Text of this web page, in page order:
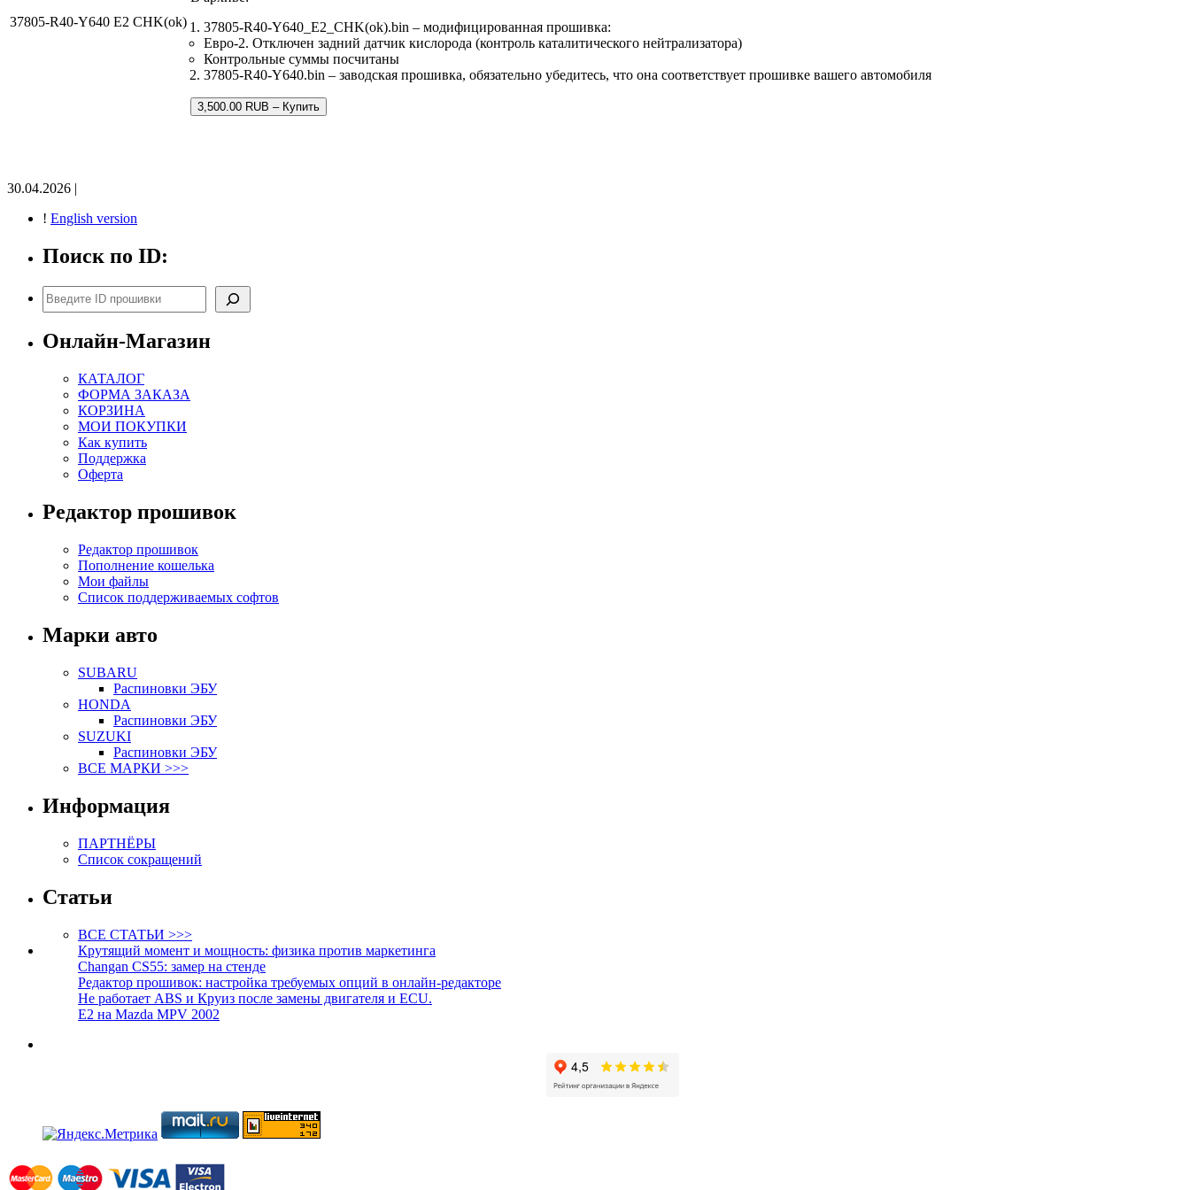
37805-R40-Y640 E2 CHK(ok)
37805-R40-Y640_E2_CHK(ok).bin – модифицированная прошивка:
Евро-2. Отключен задний датчик кислорода (контроль каталитического нейтрализатора)
Контрольные суммы посчитаны
37805-R40-Y640.bin – заводская прошивка, обязательно убедитесь, что она соответствует прошивке вашего автомобиля
3,500.00 RUB – Купить
30.04.2026 |
! English version
Поиск по ID:
Поиск
Онлайн-Магазин
КАТАЛОГ
ФОРМА ЗАКАЗА
КОРЗИНА
МОИ ПОКУПКИ
Как купить
Поддержка
Оферта
Редактор прошивок
Редактор прошивок
Пополнение кошелька
Мои файлы
Список поддерживаемых софтов
Марки авто
SUBARU
Распиновки ЭБУ
HONDA
Распиновки ЭБУ
SUZUKI
Распиновки ЭБУ
ВСЕ МАРКИ >>>
Информация
ПАРТНЁРЫ
Список сокращений
Статьи
ВСЕ СТАТЬИ >>>
Крутящий момент и мощность: физика против маркетинга
Changan CS55: замер на стенде
Редактор прошивок: настройка требуемых опций в онлайн-редакторе
Не работает ABS и Круиз после замены двигателя и ECU.
E2 на Mazda MPV 2002